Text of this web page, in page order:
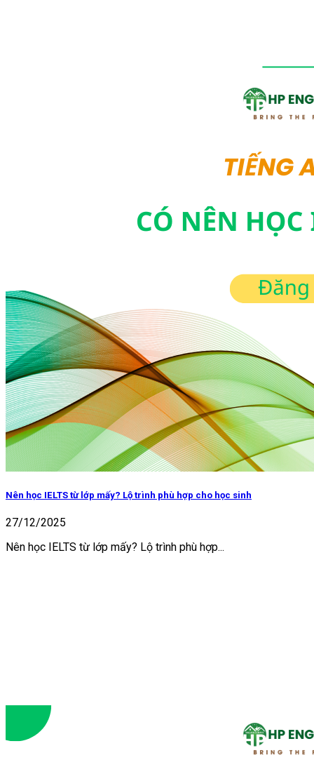
Nên học IELTS từ lớp mấy? Lộ trình phù hợp cho học sinh
27/12/2025
Nên học IELTS từ lớp mấy? Lộ trình phù hợp...